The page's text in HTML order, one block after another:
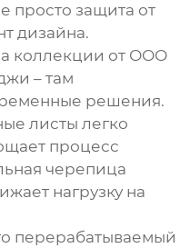
просто защита от
дизайна.
коллекции от ООО
– там
решения.
листы легко
процесс
черепица
нагрузку на
перерабатываемый